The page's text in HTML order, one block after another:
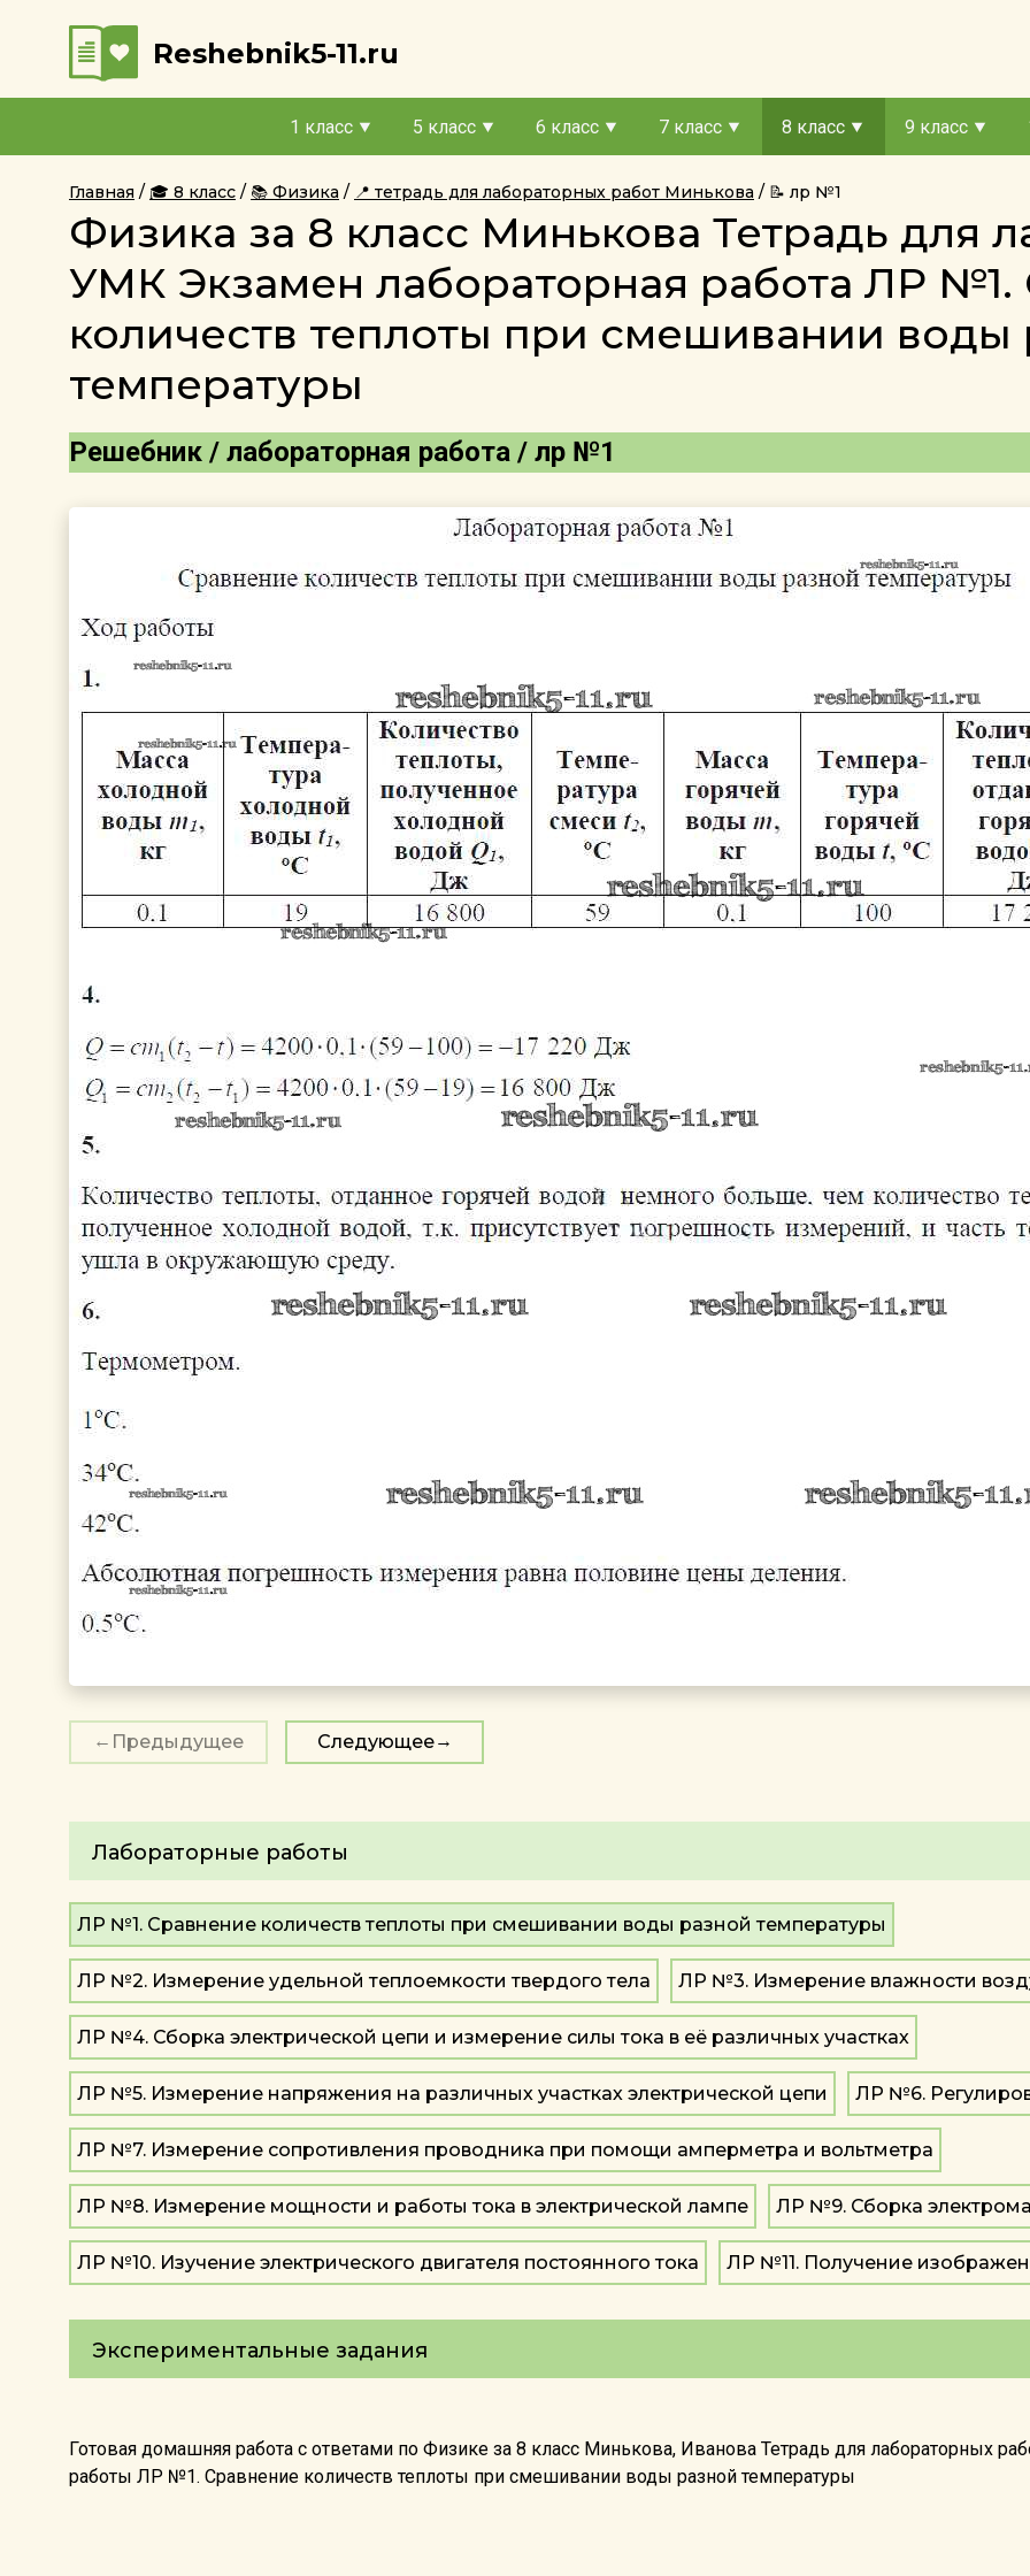
Reshebnik5-11.ru
1 класс 5 класс 6 класс 7 класс 8 класс 9 класс
Главная 🎓 8 класс 📚 Физика 📍 тетрадь для лабораторных работ Минькова 📝 лр №1
Физика за 8 класс Минькова Тетрадь для
УМК Экзамен лабораторная работа ЛР №1.
количеств теплоты при смешивании воды
температуры
Решебник / лабораторная работа / лр №1
Предыдущее Следующее
Лабораторные работы
ЛР №1. Сравнение количеств теплоты при смешивании воды разной температуры
ЛР №2. Измерение удельной теплоемкости твердого тела ЛР №3. Измерение влажности
ЛР №4. Сборка электрической цепи и измерение силы тока в её различных участках
ЛР №5. Измерение напряжения на различных участках электрической цепи ЛР №6.
ЛР №7. Измерение сопротивления проводника при помощи амперметра и вольтметра
ЛР №8. Измерение мощности и работы тока в электрической лампе ЛР №9. Сборка
ЛР №10. Изучение электрического двигателя постоянного тока ЛР №11. Получение
Экспериментальные задания
Готовая домашняя работа с ответами по Физике за 8 класс Минькова, Иванова Тетрадь для лабораторных
работы ЛР №1. Сравнение количеств теплоты при смешивании воды разной температуры